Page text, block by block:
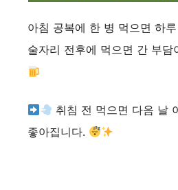
아침 공복에 한 병 먹으면 하
술자리 전후에 먹으면 간 부담
취침 전 먹으면 다음 날
좋아집니다.